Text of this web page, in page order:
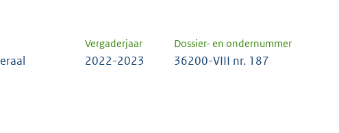
Vergaderjaar Dossier- en ondernummer
2022-2023 36200-VIII nr. 187